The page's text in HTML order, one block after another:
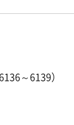
～6139）